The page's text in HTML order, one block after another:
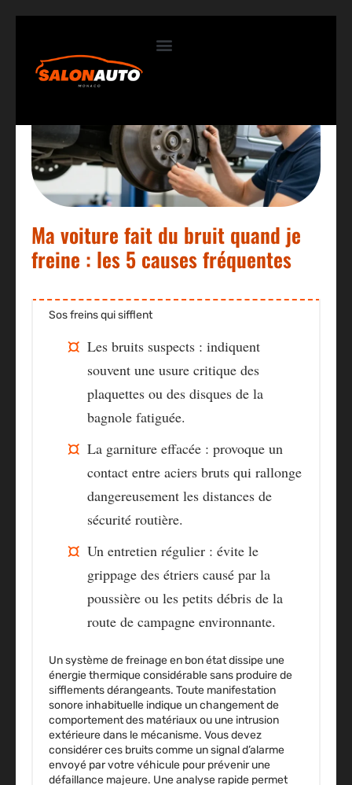
Ma voiture fait du bruit quand je
freine : les 5 causes fréquentes
Sos freins qui sifflent
Les bruits suspects : indiquent
souvent une usure critique des
plaquettes ou des disques de la
bagnole fatiguée.
La garniture effacée : provoque un
contact entre aciers bruts qui rallonge
dangereusement les distances de
sécurité routière.
Un entretien régulier : évite le
grippage des étriers causé par la
poussière ou les petits débris de la
route de campagne environnante.
Un système de freinage en bon état dissipe une
énergie thermique considérable sans produire de
sifflements dérangeants. Toute manifestation
sonore inhabituelle indique un changement de
comportement des matériaux ou une intrusion
extérieure dans le mécanisme. Vous devez
considérer ces bruits comme un signal d’alarme
envoyé par votre véhicule pour prévenir une
défaillance majeure. Une analyse rapide permet